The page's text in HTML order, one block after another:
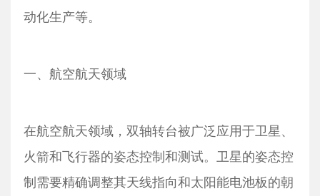
动化生产等。
一、航空航天领域
在航空航天领域，双轴转台被广泛应用于卫星、
火箭和飞行器的姿态控制和测试。卫星的姿态控
制需要精确调整其天线指向和太阳能电池板的朝